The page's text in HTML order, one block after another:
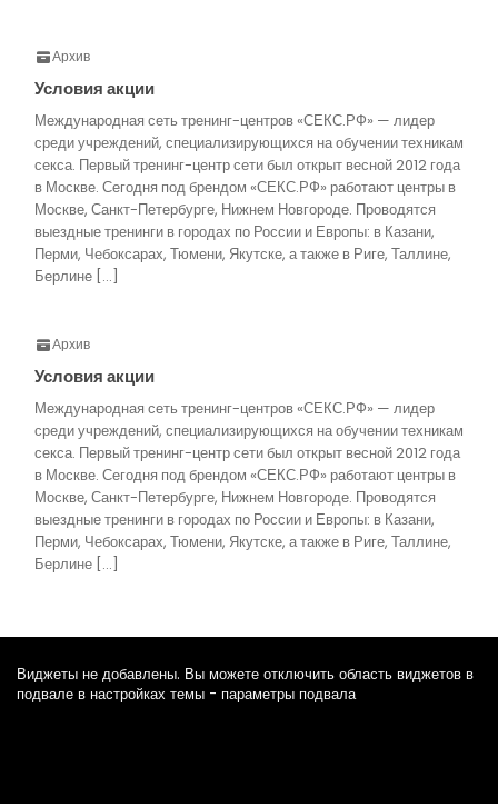
Архив
Условия акции
Международная сеть тренинг-центров «СЕКС.РФ» — лидер
среди учреждений, специализирующихся на обучении техникам
секса. Первый тренинг-центр сети был открыт весной 2012 года
в Москве. Сегодня под брендом «СЕКС.РФ» работают центры в
Москве, Санкт-Петербурге, Нижнем Новгороде. Проводятся
выездные тренинги в городах по России и Европы: в Казани,
Перми, Чебоксарах, Тюмени, Якутске, а также в Риге, Таллине,
Берлине […]
Архив
Условия акции
Международная сеть тренинг-центров «СЕКС.РФ» — лидер
среди учреждений, специализирующихся на обучении техникам
секса. Первый тренинг-центр сети был открыт весной 2012 года
в Москве. Сегодня под брендом «СЕКС.РФ» работают центры в
Москве, Санкт-Петербурге, Нижнем Новгороде. Проводятся
выездные тренинги в городах по России и Европы: в Казани,
Перми, Чебоксарах, Тюмени, Якутске, а также в Риге, Таллине,
Берлине […]
Виджеты не добавлены. Вы можете отключить область виджетов в
подвале в настройках темы - параметры подвала